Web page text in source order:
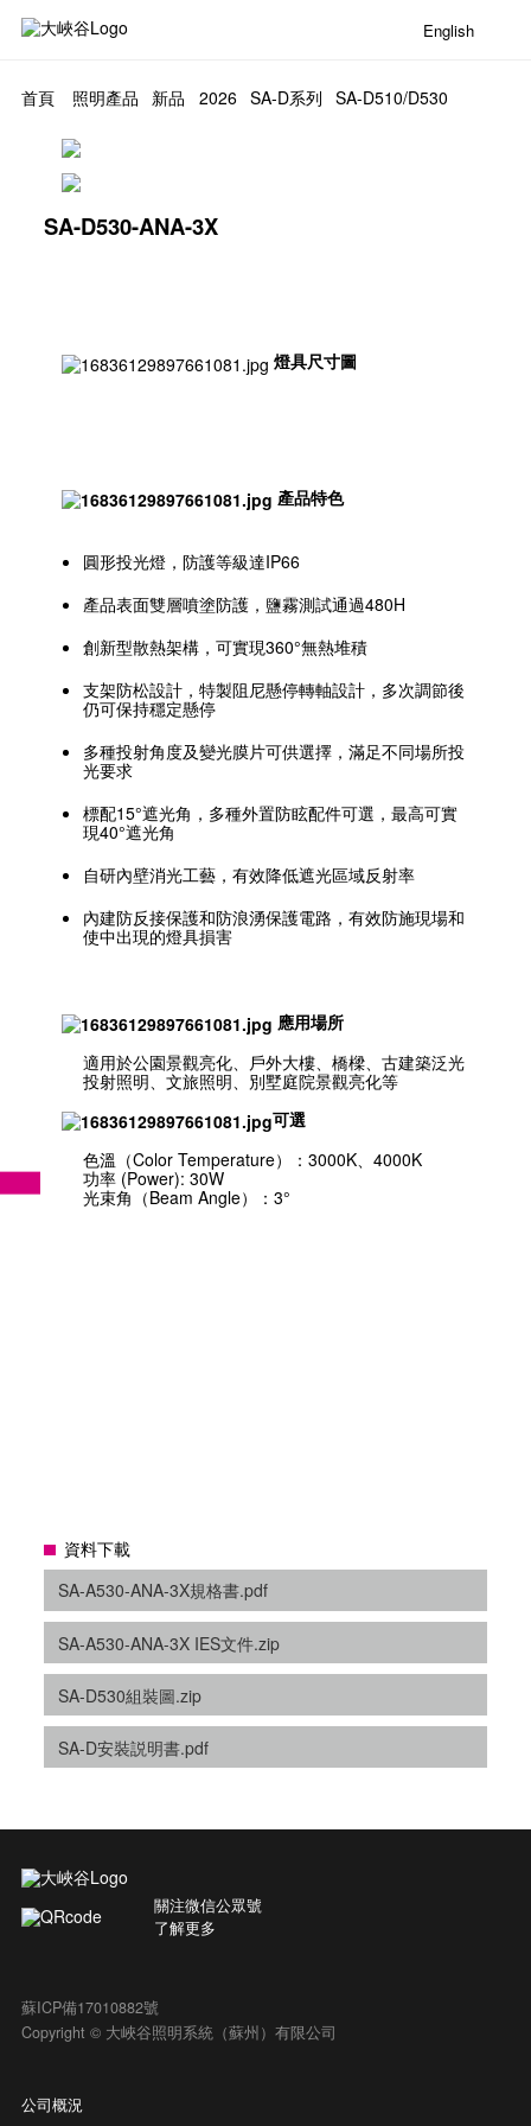
English
首頁 照明產品 新品 2026 SA-D系列 SA-D510/D530
SA-D530-ANA-3X
燈具尺寸圖
產品特色
圓形投光燈，防護等級達IP66
產品表面雙層噴塗防護，鹽霧測試通過480H
創新型散熱架構，可實現360°無熱堆積
支架防松設計，特製阻尼懸停轉軸設計，多次調節後
仍可保持穩定懸停
多種投射角度及變光膜片可供選擇，滿足不同場所投
光要求
標配15°遮光角，多種外置防眩配件可選，最高可實
現40°遮光角
自研內壁消光工藝，有效降低遮光區域反射率
內建防反接保護和防浪湧保護電路，有效防施現場和
使中出現的燈具損害
應用場所
適用於公園景觀亮化、戶外大樓、橋樑、古建築泛光
投射照明、文旅照明、別墅庭院景觀亮化等
可選
色溫（Color Temperature）：3000K、4000K
功率 (Power): 30W
光束角（Beam Angle）：3°
資料下載
SA-A530-ANA-3X規格書.pdf
SA-A530-ANA-3X IES文件.zip
SA-D530組裝圖.zip
SA-D安裝説明書.pdf
關注微信公眾號
了解更多
蘇ICP備17010882號
Copyright © 大峽谷照明系統（蘇州）有限公司
公司概況